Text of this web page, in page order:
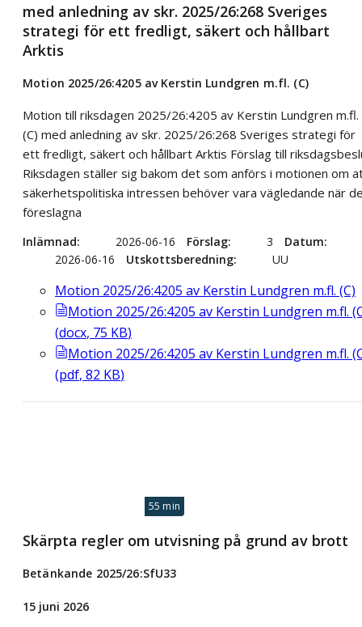
med anledning av skr. 2025/26:268 Sveriges
strategi för ett fredligt, säkert och hållbart
Arktis
Motion 2025/26:4205 av Kerstin Lundgren m.fl. (C)
Motion till riksdagen 2025/26:4205 av Kerstin Lundgren m.fl.
(C) med anledning av skr. 2025/26:268 Sveriges strategi för
ett fredligt, säkert och hållbart Arktis Förslag till
Riksdagen ställer sig bakom det som anförs i motionen om
säkerhetspolitiska intressen behöver vara vägledande när
föreslagna
Inlämnad 2026-06-16 Förslag 3
Datum
2026-06-16
Utskottsberedning UU ​
Motion 2025/26:4205 av Kerstin Lundgren m.fl. (C)
Motion 2025/26:4205 av Kerstin Lundgren m.fl.
(docx, 75 KB)
Motion 2025/26:4205 av Kerstin Lundgren m.fl.
(pdf, 82 KB)
55 min
Skärpta regler om utvisning på grund av brott
Betänkande 2025/26:SfU33
15 juni 2026